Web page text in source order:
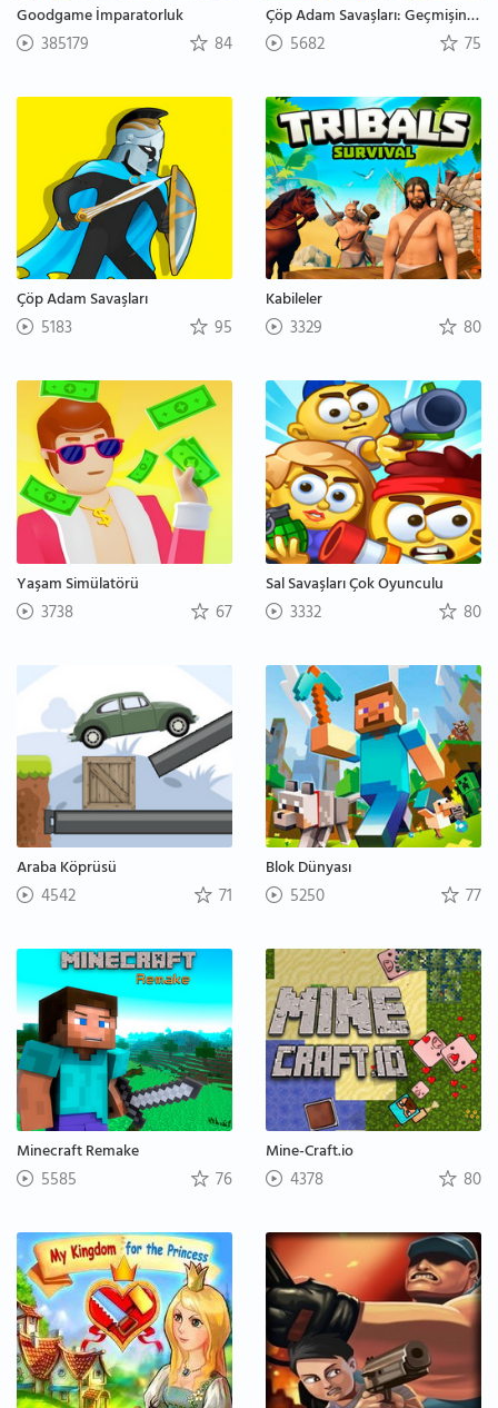
Goodgame İmparatorluk
385179 84
Çöp Adam Savaşları: Geçmişin Mirası
5682 75
Çöp Adam Savaşları
5183 95
Kabileler
3329 80
Yaşam Simülatörü
3738 67
Sal Savaşları Çok Oyunculu
3332 80
Araba Köprüsü
4542 71
Blok Dünyası
5250 77
Minecraft Remake
5585 76
Mine-Craft.io
4378 80